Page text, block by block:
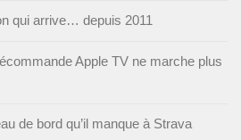
qui arrive… depuis 2011
Apple TV ne marche plus
de bord qu’il manque à Strava